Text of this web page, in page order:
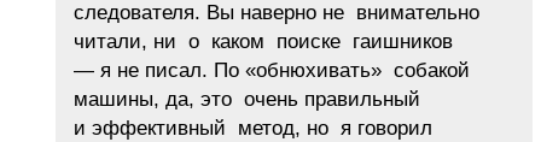
следователя. Вы наверно не внимательно
читали, ни о каком поиске гаишников
— я не писал. По «обнюхивать» собакой
машины, да, это очень правильный
и эффективный метод, но я говорил